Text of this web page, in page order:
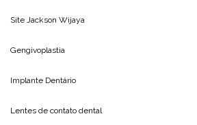
Site Jackson Wijaya
Gengivoplastia
Implante Dentário
Lentes de contato dental